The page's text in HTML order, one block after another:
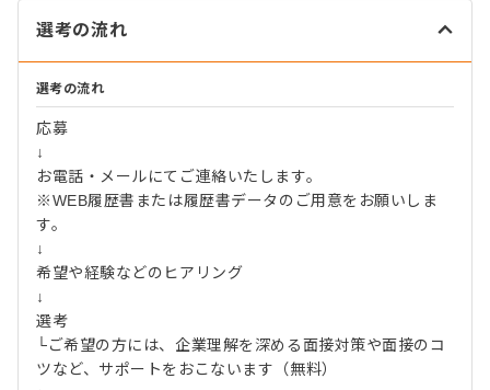
選考の流れ
選考の流れ
応募
↓
お電話・メールにてご連絡いたします。
※WEB履歴書または履歴書データのご用意をお願いしま
す。
↓
希望や経験などのヒアリング
↓
選考
└ご希望の方には、企業理解を深める面接対策や面接のコ
ツなど、サポートをおこないます（無料）